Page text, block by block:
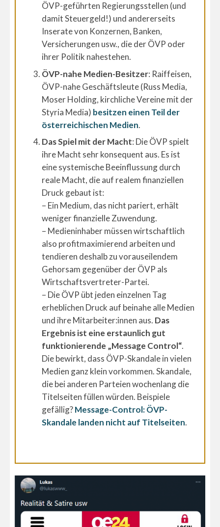
ÖVP-geführten Regierungsstellen (und
damit Steuergeld!) und andererseits
Inserate von Konzernen, Banken,
Versicherungen usw., die der ÖVP oder
ihrer Politik nahestehen.
ÖVP-nahe Medien-Besitzer: Raiffeisen,
ÖVP-nahe Geschäftsleute (Russ Media,
Moser Holding, kirchliche Vereine mit der
Styria Media) besitzen einen Teil der
österreichischen Medien.
Das Spiel mit der Macht: Die ÖVP spielt
ihre Macht sehr konsequent aus. Es ist
eine systemische Beeinflussung durch
reale Macht, die auf realem finanziellen
Druck gebaut ist:
– Ein Medium, das nicht pariert, erhält
weniger finanzielle Zuwendung.
– Medieninhaber müssen wirtschaftlich
also profitmaximierend arbeiten und
tendieren deshalb zu vorauseilendem
Gehorsam gegenüber der ÖVP als
Wirtschaftsvertreter-Partei.
– Die ÖVP übt jeden einzelnen Tag
erheblichen Druck auf beinahe alle Medien
und ihre Mitarbeiter:innen aus. Das
Ergebnis ist eine erstaunlich gut
funktionierende „Message Control“.
Die bewirkt, dass ÖVP-Skandale in vielen
Medien ganz klein vorkommen. Skandale,
die bei anderen Parteien wochenlang die
Titelseiten füllen würden. Beispiele
gefällig?Message-Control: ÖVP-
Skandale landen nicht auf Titelseiten.